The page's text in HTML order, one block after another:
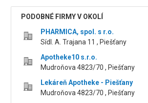
PODOBNÉ FIRMY V OKOLÍ
PHARMICA, spol. s r.o.
Sídl. A. Trajana 11 , Piešťany
Apotheke10 s.r.o.
Mudroňova 4823/70 , Piešťany
Lekáreň Apotheke - Piešťany
Mudroňova 4823/70 , Piešťany